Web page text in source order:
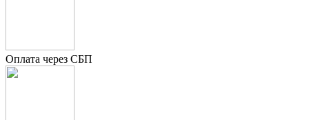
Оплата через СБП